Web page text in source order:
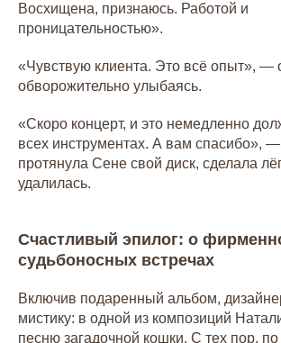
Восхищена, признаюсь. Работой и
проницательностью».
«Чувствую клиента. Это всё опыт», —
обворожительно улыбаясь.
«Скоро концерт, и это немедленно
всех инструментах. А вам спасибо»,
протянула Сене свой диск, сделала
удалилась.
Счастливый эпилог: о
судьбоносных встречах
Включив подаренный альбом,
мистику: в одной из композиций
песню загадочной кошки. С тех пор,